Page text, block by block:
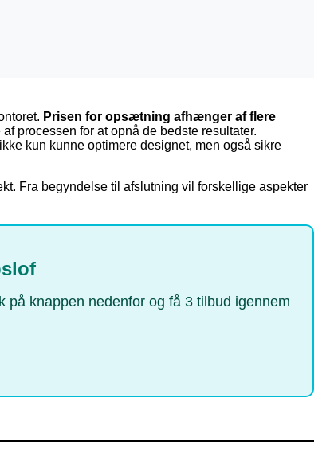
Prisen for opsætning afhænger af flere
processen for at opnå de bedste resultater.
kun kunne optimere designet, men også sikre
Fra begyndelse til afslutning vil forskellige aspekter
knappen nedenfor og få 3 tilbud igennem